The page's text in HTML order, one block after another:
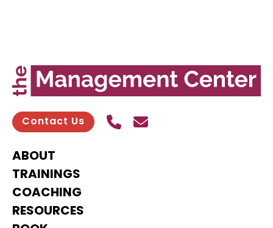
Contact Us Call UsSend contact email
ABOUT
TRAININGS
COACHING
RESOURCES